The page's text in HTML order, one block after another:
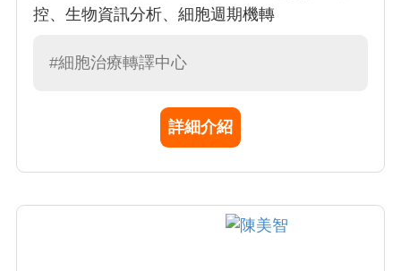
控、生物資訊分析、細胞週期機轉
#細胞治療轉譯中心
詳細介紹